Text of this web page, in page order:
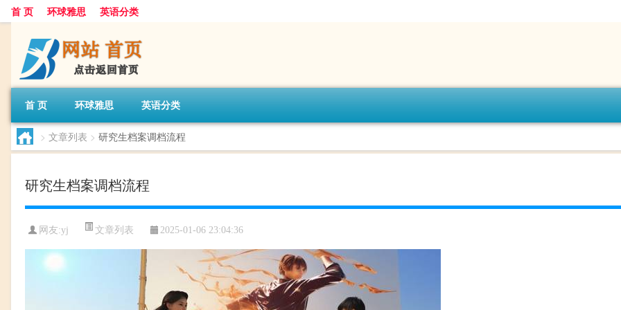
首 页 环球雅思 英语分类
首 页 环球雅思 英语分类
> 文章列表 > 研究生档案调档流程
研究生档案调档流程
网友:yj 文章列表 2025-01-06 23:04:36